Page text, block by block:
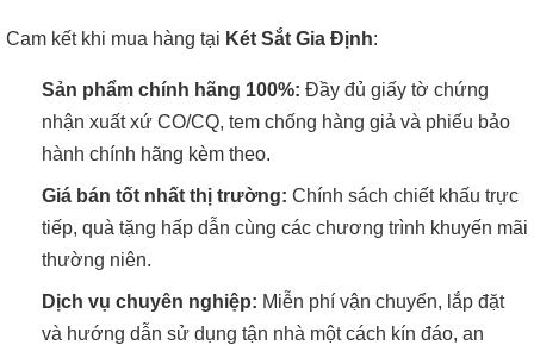
Cam kết khi mua hàng tại Két Sắt Gia Định:
Sản phẩm chính hãng 100%: Đầy đủ giấy tờ chứng
nhận xuất xứ CO/CQ, tem chống hàng giả và phiếu bảo
hành chính hãng kèm theo.
Giá bán tốt nhất thị trường: Chính sách chiết khấu trực
tiếp, quà tặng hấp dẫn cùng các chương trình khuyến mãi
thường niên.
Dịch vụ chuyên nghiệp: Miễn phí vận chuyển, lắp đặt
và hướng dẫn sử dụng tận nhà một cách kín đáo, an